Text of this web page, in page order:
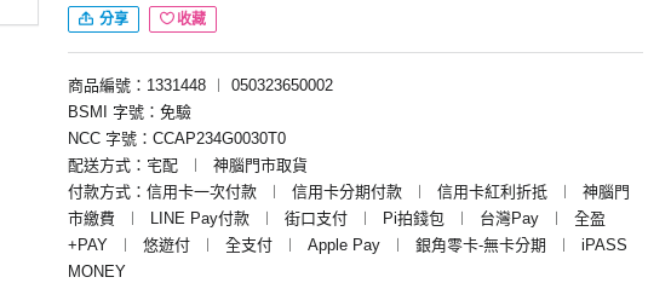
分享 收藏
商品編號：1331448 ︱
050323650002
BSMI 字號：免驗
NCC 字號：CCAP234G0030T0
配送方式：宅配
︱
神腦門市取貨
付款方式：信用卡一次付款
︱ 信用卡分期付款 ︱ 信用卡紅利折抵 ︱
神腦門
市繳費
︱ LINE Pay付款 ︱ 街口支付 ︱ Pi拍錢包 ︱ 台灣Pay ︱
全盈
+PAY
︱ 悠遊付 ︱ 全支付 ︱ Apple Pay ︱ 銀角零卡-無卡分期 ︱
iPASS
MONEY